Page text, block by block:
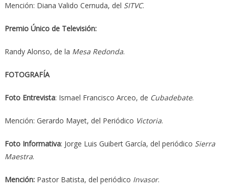
Mención: Diana Valido Cernuda, del SITVC.
Premio Único de Televisión:
Randy Alonso, de la Mesa Redonda.
FOTOGRAFÍA
Foto Entrevista: Ismael Francisco Arceo, de Cubadebate.
Mención: Gerardo Mayet, del Periódico Victoria.
Foto Informativa: Jorge Luis Guibert García, del periódico Sierra
Maestra.
Mención: Pastor Batista, del periódico Invasor.